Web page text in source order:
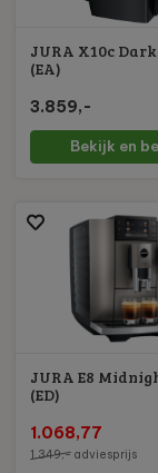
JURA X10c
(EA)
3.859,-
Bekijk en
JURA E8
(ED)
1.068,77
1.349,- adviesprijs
de koffie en